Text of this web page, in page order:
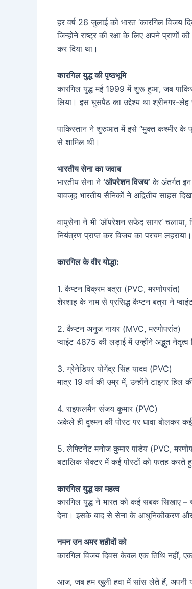
हर वर्ष 26 जुलाई को भारत ‘कारगिल विजय
जिन्होंने राष्ट्र की रक्षा के लिए अपने
कर दिया था।
कारगिल युद्ध की पृष्ठभूमि
कारगिल युद्ध मई 1999 में शुरू हुआ, जब
लिया। इस घुसपैठ का उद्देश्य था श्रीनगर-लेह
पाकिस्तान ने शुरुआत में इसे “मुक्त कश्मीर के
से शामिल थी।
भारतीय सेना का जवाब
भारतीय सेना ने ‘ऑपरेशन विजय’ के अंतर्गत
बावजूद भारतीय सैनिकों ने अद्वितीय साहस
वायुसेना ने भी ‘ऑपरेशन सफेद सागर’
नियंत्रण प्राप्त कर विजय का परचम लहराया।
कारगिल के वीर योद्धा:
1. कैप्टन विक्रम बत्रा (PVC, मरणोपरांत)
शेरशाह के नाम से प्रसिद्ध कैप्टन बत्रा ने
2. कैप्टन अनुज नायर (MVC, मरणोपरांत)
प्वाइंट 4875 की लड़ाई में उन्होंने अद्भुत नेतृत्व
3. ग्रेनेडियर योगेंद्र सिंह यादव (PVC)
मात्र 19 वर्ष की उम्र में, उन्होंने टाइगर
4. राइफलमैन संजय कुमार (PVC)
अकेले ही दुश्मन की पोस्ट पर धावा बोलकर कई
5. लेफ्टिनेंट मनोज कुमार पांडेय (PVC,
बटालिक सेक्टर में कई पोस्टों को फतह करते
कारगिल युद्ध का महत्व
कारगिल युद्ध ने भारत को कई सबक सिखाए –
देना। इसके बाद से सेना के आधुनिकीकरण और
नमन उन अमर शहीदों को
कारगिल विजय दिवस केवल एक तिथि नहीं,
आज, जब हम खुली हवा में सांस लेते हैं, अपनी